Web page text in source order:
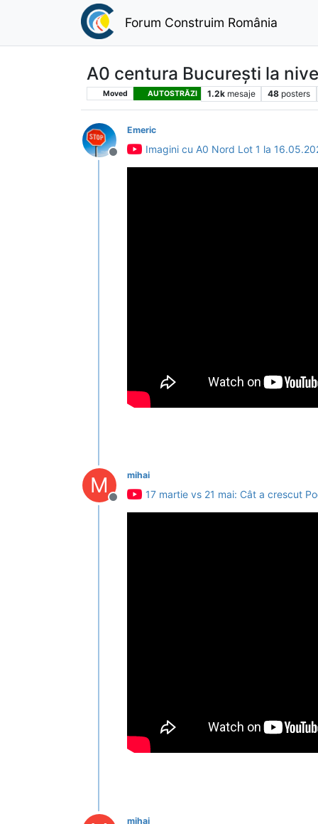
Forum Construim România
A0 centura București la
Moved AUTOSTRĂZI 1.2k mesaje 48 posters
Deconectat
Emeric
Imagini cu A0 Nord Lot 1 la
M
Deconectat
mihai
17 martie vs 21 mai: Cât a crescut
mihai